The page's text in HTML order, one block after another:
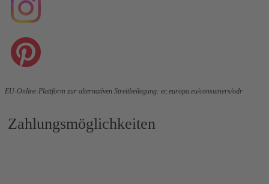
EU-Online-Plattform zur alternativen Streitbeilegung: ec.europa.eu/consumers/odr
Zahlungsmöglichkeiten